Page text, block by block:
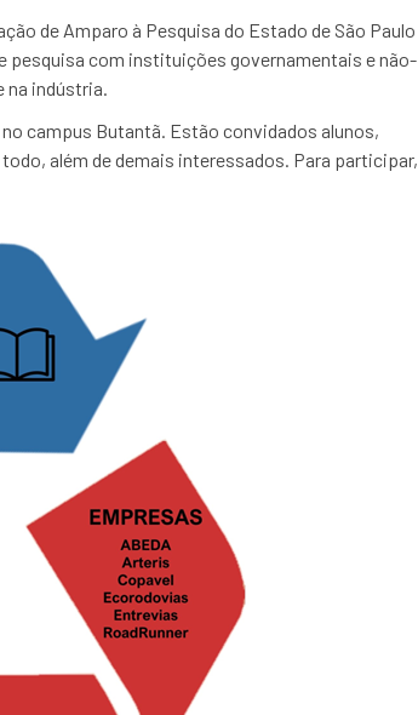
de Amparo à Pesquisa do Estado de São Paulo
pesquisa com instituições governamentais e não-
na indústria.
campus Butantã. Estão convidados alunos,
além de demais interessados. Para participar,